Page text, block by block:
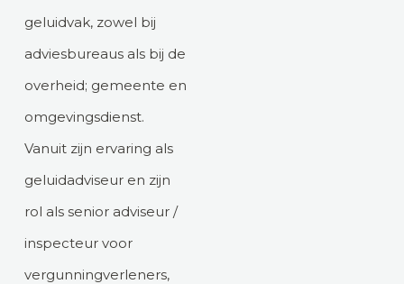
geluidvak, zowel bij
adviesbureaus als bij de
overheid; gemeente en
omgevingsdienst.
Vanuit zijn ervaring als
geluidadviseur en zijn
rol als senior adviseur /
inspecteur voor
vergunningverleners,